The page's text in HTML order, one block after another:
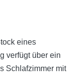
eines
verfügt über ein
Schlafzimmer mit